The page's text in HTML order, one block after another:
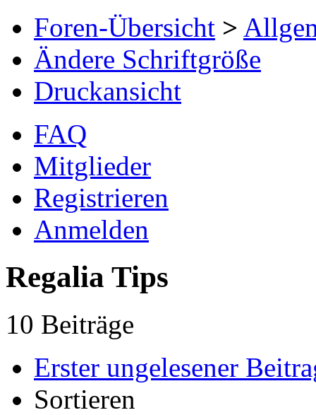
Foren-Übersicht >
Ändere Schriftgröße
Druckansicht
FAQ
Mitglieder
Registrieren
Anmelden
Regalia Tips
10 Beiträge
Erster ungelesener
Sortieren